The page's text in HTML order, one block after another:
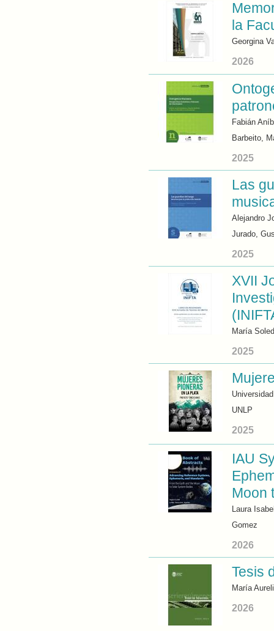
la
Georgina
2026
Fabián
Barbeito,
2025
Las
Alejandro
Jurado,
2025
XVII
María
2025
UNLP
2025
IAU
Moon
Laura
Gomez
2026
Tesis
María
2026